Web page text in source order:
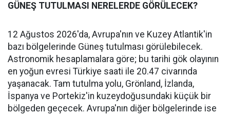
GÜNEŞ TUTULMASI NERELERDE GÖRÜLECEK?
12 Ağustos 2026'da, Avrupa'nın ve Kuzey Atlantik'in
bazı bölgelerinde Güneş tutulması görülebilecek.
Astronomik hesaplamalara göre; bu tarihi gök olayının
en yoğun evresi Türkiye saati ile 20.47 civarında
yaşanacak. Tam tutulma yolu, Grönland, İzlanda,
İspanya ve Portekiz'in kuzeydoğusundaki küçük bir
bölgeden geçecek. Avrupa'nın diğer bölgelerinde ise